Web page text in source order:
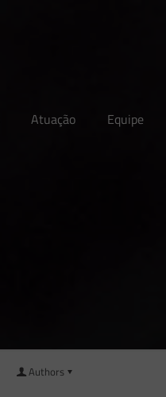
Atuação Equipe
Authors